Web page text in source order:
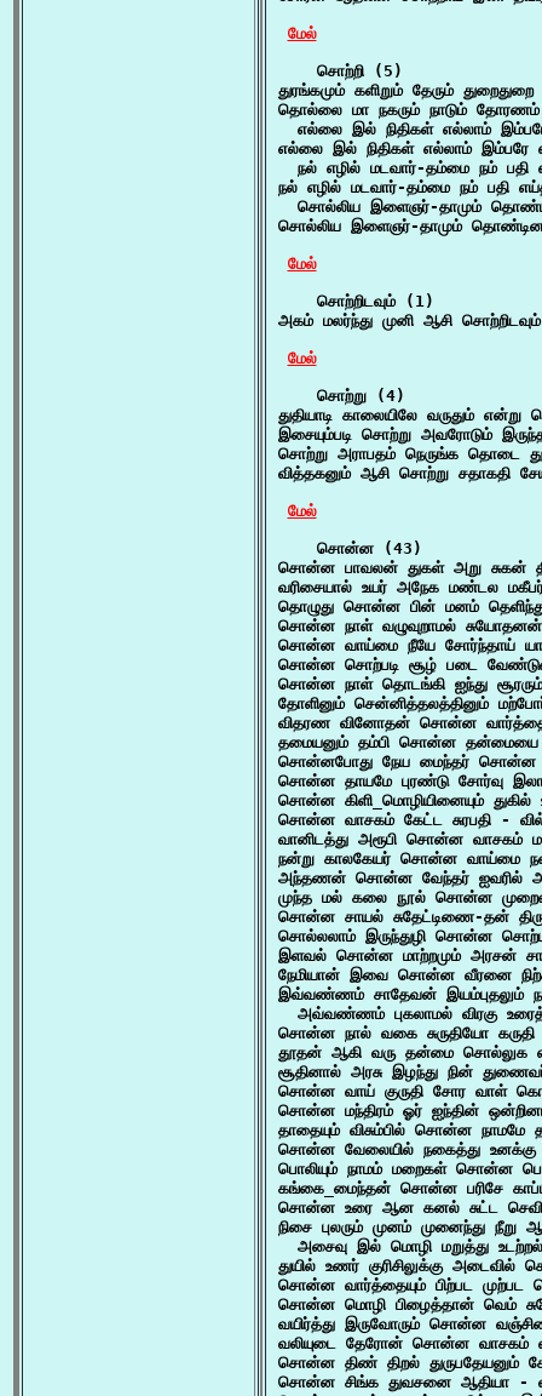
மேல்
    சொற்றி (5)
துரங்கமும் களிறும் தேரும்
தொல்லை மா நகரும் நாடும் தோரணம்
எல்லை இல் நிதிகள் எல்லாம்
எல்லை இல் நிதிகள் எல்லாம் இம்பரே
நல் எழில் மடவார்-தம்மை நம் பதி
நல் எழில் மடவார்-தம்மை நம் பதி
சொல்லிய இளைஞர்-தாமும்
சொல்லிய இளைஞர்-தாமும்
மேல்
    சொற்றிடவும் (1)
அகம் மலர்ந்து முனி ஆசி
மேல்
    சொற்று (4)
துதியாடி காலையிலே வருதும்
இசையும்படி சொற்று அவரோடும்
சொற்று அராபதம் நெருங்க தொடை
வித்தகனும் ஆசி சொற்று சதாகதி
மேல்
    சொன்ன (43)
சொன்ன பாவலன் துகள் அறு சுகன்
வரிசையால் உயர் அநேக மண்டல
தொழுது சொன்ன பின் மனம்
சொன்ன நாள் வழுவுறாமல்
சொன்ன வாய்மை நீயே சோர்ந்தாய்
சொன்ன சொற்படி சூழ் படை
சொன்ன நாள் தொடங்கி ஐந்து
தோளினும் சென்னித்தலத்தினும்
விதரண வினோதன் சொன்ன
தமையனும் தம்பி சொன்ன தன்மையை
சொன்னபோது நேய மைந்தர் சொன்ன
சொன்ன தாயமே புரண்டு சோர்வு
சொன்ன கிளி_மொழியினையும்
சொன்ன வாசகம் கேட்ட சுரபதி -
வானிடத்து அரூபி சொன்ன வாசகம்
நன்று காலகேயர் சொன்ன வாய்மை
அந்தணன் சொன்ன வேந்தர் ஐவரில்
முந்த மல் கலை நூல் சொன்ன
சொன்ன சாயல் சுதேட்டிணை-தன்
சொல்லலாம் இருந்துழி சொன்ன
இளவல் சொன்ன மாற்றமும் அரசன்
நேமியான் இவை சொன்ன வீரனை நிற்க
இவ்வண்ணம் சாதேவன் இயம்புதலும்
அவ்வண்ணம் புகலாமல் விரகு
சொன்ன நால் வகை சுருதியோ
தூதன் ஆகி வரு தன்மை
சூதினால் அரசு இழந்து நின்
சொன்ன வாய் குருதி சோர வாள்
சொன்ன மந்திரம் ஓர் ஐந்தின்
தாதையும் விசும்பில் சொன்ன
சொன்ன வேலையில் நகைத்து
பொலியும் நாமம் மறைகள் சொன்ன
கங்கை_மைந்தன் சொன்ன பரிசே
சொன்ன உரை ஆன கனல் சுட்ட
நிசை புலரும் முனம் முனைந்து
அசைவு இல் மொழி மறுத்து
துயில் உணர் குரிசிலுக்கு
சொன்ன வார்த்தையும் பிற்பட முற்பட
சொன்ன மொழி பிழைத்தான் வெம்
வயிர்த்து இருவோரும் சொன்ன
வலியுடை தேரோன் சொன்ன வாசகம்
சொன்ன திண் திறல் துருபதேயனும்
சொன்ன சிங்க துவசனை ஆதியா -